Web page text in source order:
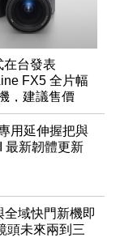
在台發表
FX5 全片幅
，建議售價
用延伸握把與
最新韌體更新
全域快門新機即
頭未來兩到三